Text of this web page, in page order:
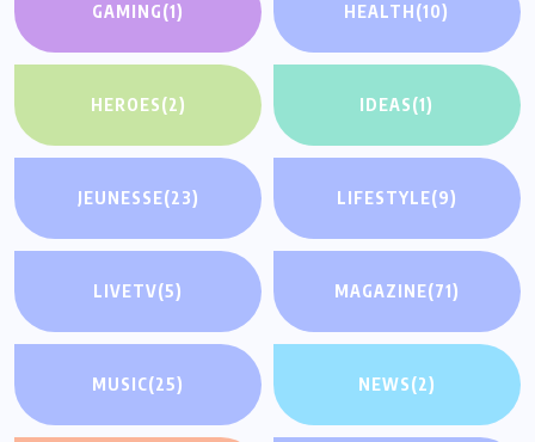
GAMING(1) HEALTH (10)
HEROES(2) IDEAS(1)
JEUNESSE(23) LIFESTYLE(9)
LIVETV(5) MAGAZINE(71)
MUSIC(25) NEWS(2)